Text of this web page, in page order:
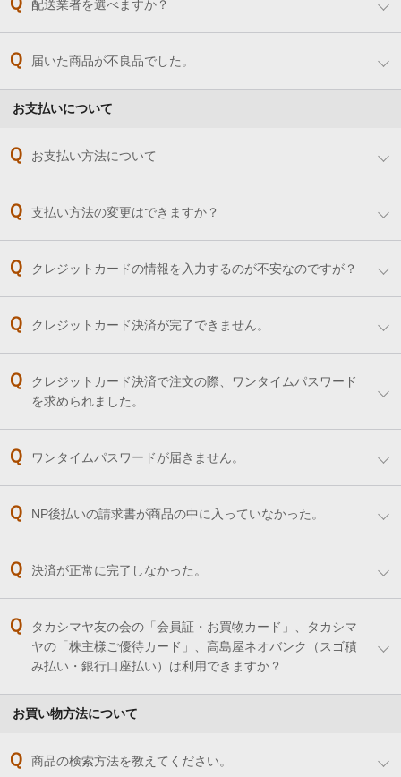
配送業者を選べますか？
届いた商品が不良品でした。
お支払いについて
お支払い方法について
支払い方法の変更はできますか？
クレジットカードの情報を入力するのが不安なのですが？
クレジットカード決済が完了できません。
クレジットカード決済で注文の際、ワンタイムパスワード
を求められました。
ワンタイムパスワードが届きません。
NP後払いの請求書が商品の中に入っていなかった。
決済が正常に完了しなかった。
タカシマヤ友の会の「会員証・お買物カード」、タカシマ
ヤの「株主様ご優待カード」、高島屋ネオバンク（スゴ積
み払い・銀行口座払い）は利用できますか？
お買い物方法について
商品の検索方法を教えてください。